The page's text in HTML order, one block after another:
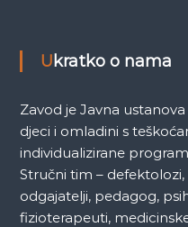
a
Ukratko o nama
Zavod je Javna
djeci i omladini s
individualizirane
Stručni tim –
odgajatelji, pedagog,
fizioterapeuti,